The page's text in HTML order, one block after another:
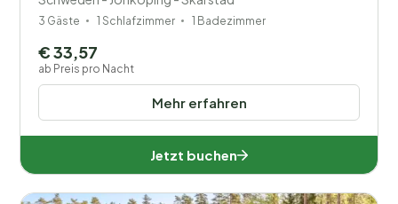
3 Gäste 1 Schlafzimmer 1 Badezimmer
Mehr erfahren
€ 33,57
ab Preis pro Nacht
Jetzt buchen